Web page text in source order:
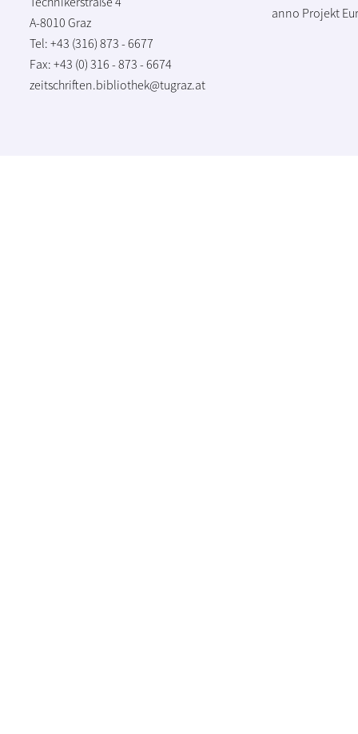
A-8010 Graz
Tel: +43 (316) 873 - 6677
Fax: +43 (0) 316 - 873 - 6674
zeitschriften.bibliothek@tugraz.at
anno Projekt